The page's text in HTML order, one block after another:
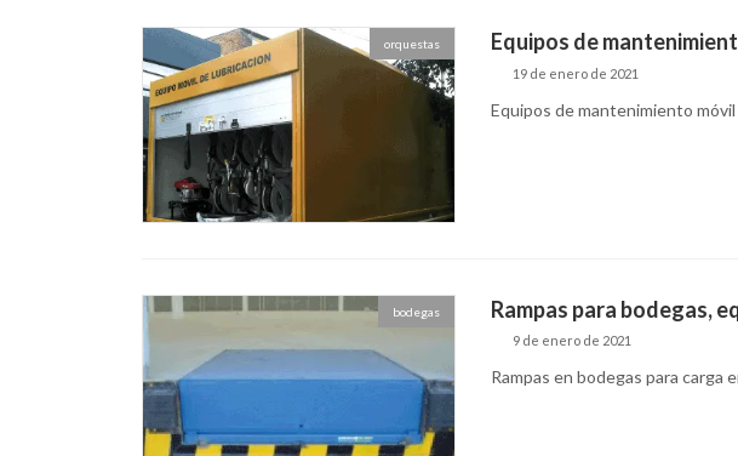
orquestas Equipos de
19 de enero de 2021
Equipos de mantenimiento
bodegas Rampas para bodegas,
9 de enero de 2021
Rampas en bodegas para carga